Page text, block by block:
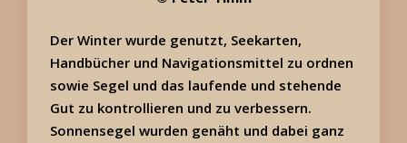
Der Winter wurde genutzt, Seekarten,
Handbücher und Navigationsmittel zu ordnen
sowie Segel und das laufende und stehende
Gut zu kontrollieren und zu verbessern.
Sonnensegel wurden genäht und dabei ganz